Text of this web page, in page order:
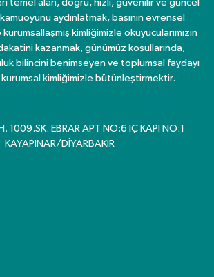
temel alan, doğru, hızlı, güvenilir ve güncel
aydınlatmak, basının evrensel
kimliğimizle okuyucularımızın
kazanmak, günümüz koşullarında,
bilincini benimseyen ve toplumsal faydayı
kimliğimizle bütünleştirmektir.
1009.SK. EBRAR APT NO:6 İÇ KAPI NO:1
KAYAPINAR/DİYARBAKIR